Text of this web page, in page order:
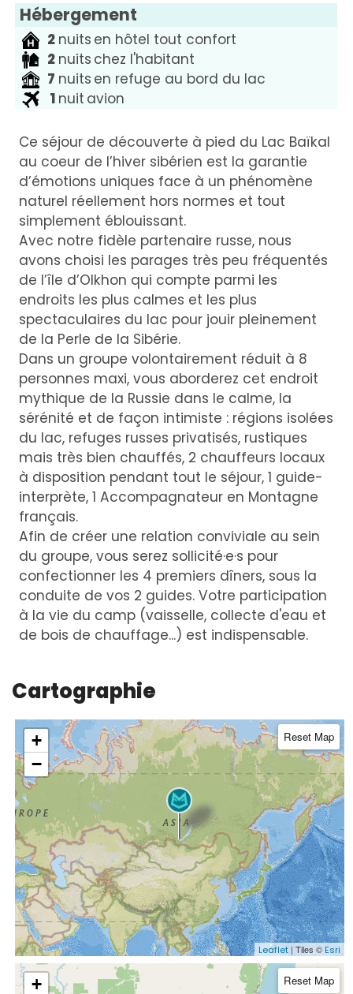
Hébergement
Image
Nombre
de
nuits
2 unité
nuits Type
d'hébergement
en hôtel tout confort
Image
Nombre
de
nuits
2 unité
nuits Type
d'hébergement
chez l'habitant
Image
Nombre
de
7 unité
nuits Type
d'hébergement
en refuge au bord du lac
Image
Nombre
nuits
1 unité
nuit Type
avion
Description
Ce séjour de découverte à pied du Lac Baïkal
au coeur de l’hiver sibérien est la garantie
d’émotions uniques face à un phénomène
naturel réellement hors normes et tout
simplement éblouissant.
Avec notre fidèle partenaire russe, nous
avons choisi les parages très peu fréquentés
de l’île d’Olkhon qui compte parmi les
endroits les plus calmes et les plus
spectaculaires du lac pour jouir pleinement
de la Perle de la Sibérie.
Dans un groupe volontairement réduit à 8
personnes maxi, vous aborderez cet endroit
mythique de la Russie dans le calme, la
sérénité et de façon intimiste : régions isolées
du lac, refuges russes privatisés, rustiques
mais très bien chauffés, 2 chauffeurs locaux
à disposition pendant tout le séjour, 1 guide-
interprète, 1 Accompagnateur en Montagne
français.
Afin de créer une relation conviviale au sein
du groupe, vous serez sollicité·e·s pour
confectionner les 4 premiers dîners, sous la
conduite de vos 2 guides. Votre participation
à la vie du camp (vaisselle, collecte d'eau et
de bois de chauffage...) est indispensable.
Cartographie
+
−
Reset Map
Leaflet | Tiles ©Esri
+
Reset Map